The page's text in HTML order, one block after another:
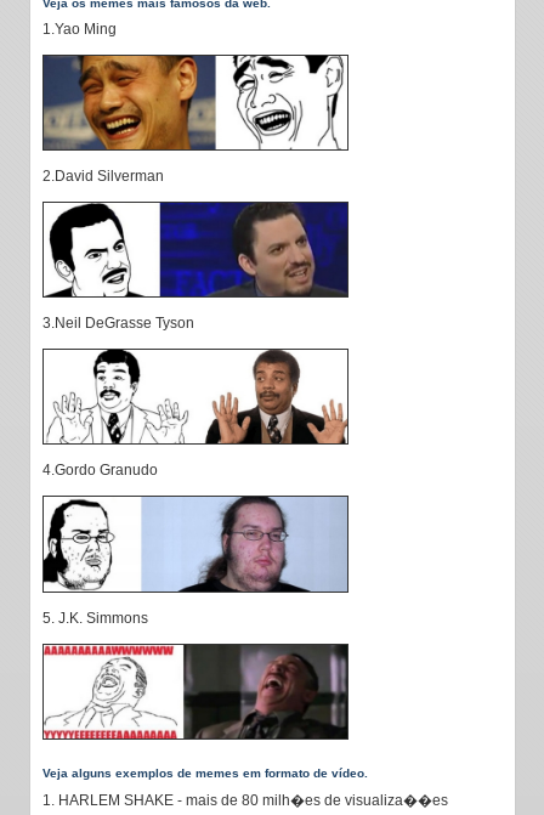
Veja os memes mais famosos da web.
1.Yao Ming
2.David Silverman
3.Neil DeGrasse Tyson
4.Gordo Granudo
5. J.K. Simmons
Veja alguns exemplos de memes em formato de vídeo.
1. HARLEM SHAKE - mais de 80 milh�es de visualiza��es